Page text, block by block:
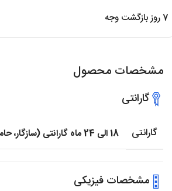
7 روز بازگشت وجه
مشخصات محصول
گارانتی
گارانتی 18 الی 24 ماه گارانتی (سازگار، حامی، آواژنگ)
مشخصات فیزیکی